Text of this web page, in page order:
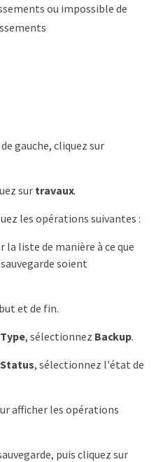
ou impossible de
gauche, cliquez sur
sur travaux.
les opérations suivantes :
liste de manière à ce que
soient
et de fin.
Type, sélectionnez Backup.
Status, sélectionnez l'état de
afficher les opérations
puis cliquez sur